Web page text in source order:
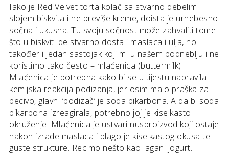
Iako je Red Velvet torta kolač sa stvarno debelim
slojem biskvita i ne previše kreme, doista je urnebesno
sočna i ukusna. Tu svoju sočnost može zahvaliti tome
što u biskvit ide stvarno dosta i maslaca i ulja, no
također i jedan sastojak koji mi u našem podneblju i ne
koristimo tako često – mlaćenica (buttermilk).
Mlaćenica je potrebna kako bi se u tijestu napravila
kemijska reakcija podizanja, jer osim malo praška za
pecivo, glavni ‘podizač’ je soda bikarbona. A da bi soda
bikarbona izreagirala, potrebno joj je kiselkasto
okruženje. Mlaćenica je ustvari nusproizvod koji ostaje
nakon izrade maslaca i blago je kiselkastog okusa te
guste strukture. Recimo nešto kao lagani jogurt.